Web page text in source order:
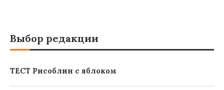
Выбор редакции
ТЕСТ Рисоблин с яблоком